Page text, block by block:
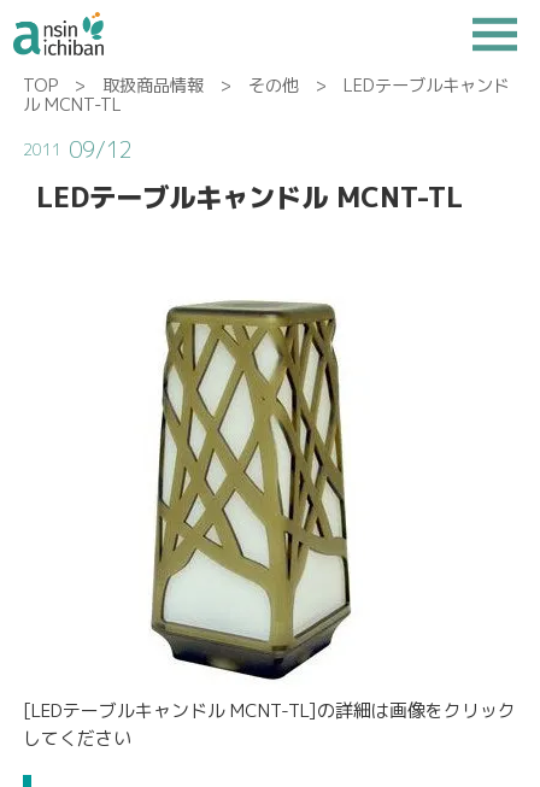
TOP> 取扱商品情報> その他> LEDテーブルキャンド
ル MCNT-TL
2011 09/12
LEDテーブルキャンドル MCNT-TL
[LEDテーブルキャンドル MCNT-TL]の詳細は画像をクリック
してください